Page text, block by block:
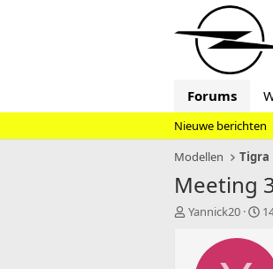
Forums
Nieuwe berichten
Modellen
Tigra
Meeting
T
Yannick20
S
a